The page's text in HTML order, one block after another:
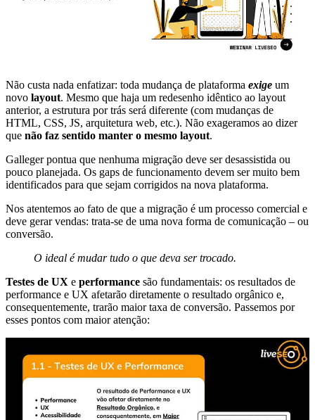
Não custa nada enfatizar: toda mudança de plataforma exige um
novo layout. Mesmo que haja um redesenho idêntico ao layout
anterior, a estrutura por trás será diferente (com mudanças de
HTML, CSS, JS, arquitetura web, etc.). Não exageramos ao dizer
que não faz sentido manter o mesmo layout.
Galleger pontua que nenhuma migração deve ser desassistida ou
pouco planejada. Os gaps de funcionamento devem ser muito bem
identificados para que sejam corrigidos na nova plataforma.
Nos atentemos ao fato de que a migração é um processo comercial e
deve gerar vendas: trata-se de uma nova forma de comunicação – ou
conversão.
O ideal é mudar tudo o que deva ser trocado.
Testes de UX e performance são fundamentais: os resultados de
performance e UX afetarão diretamente o resultado orgânico e,
consequentemente, trarão maior taxa de conversão. Passemos por
esses pontos com maior atenção: